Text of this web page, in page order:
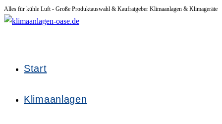
Zum
Inhalt
Alles für kühle Luft - Große Produktauswahl & Kaufratgeber Klimaanlagen & Klimageräte
Start
Klimaanlagen